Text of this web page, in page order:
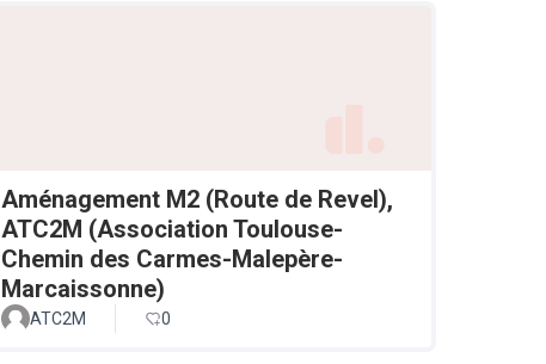
Aménagement M2 (Route de Revel),
ATC2M (Association Toulouse-
Chemin des Carmes-Malepère-
Marcaissonne)
ATC2M 0